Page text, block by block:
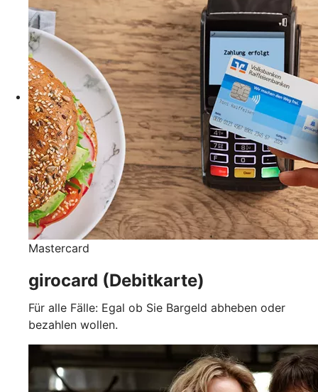
Mastercard
girocard (Debitkarte)
Für alle Fälle: Egal ob Sie Bargeld abheben oder
bezahlen wollen.